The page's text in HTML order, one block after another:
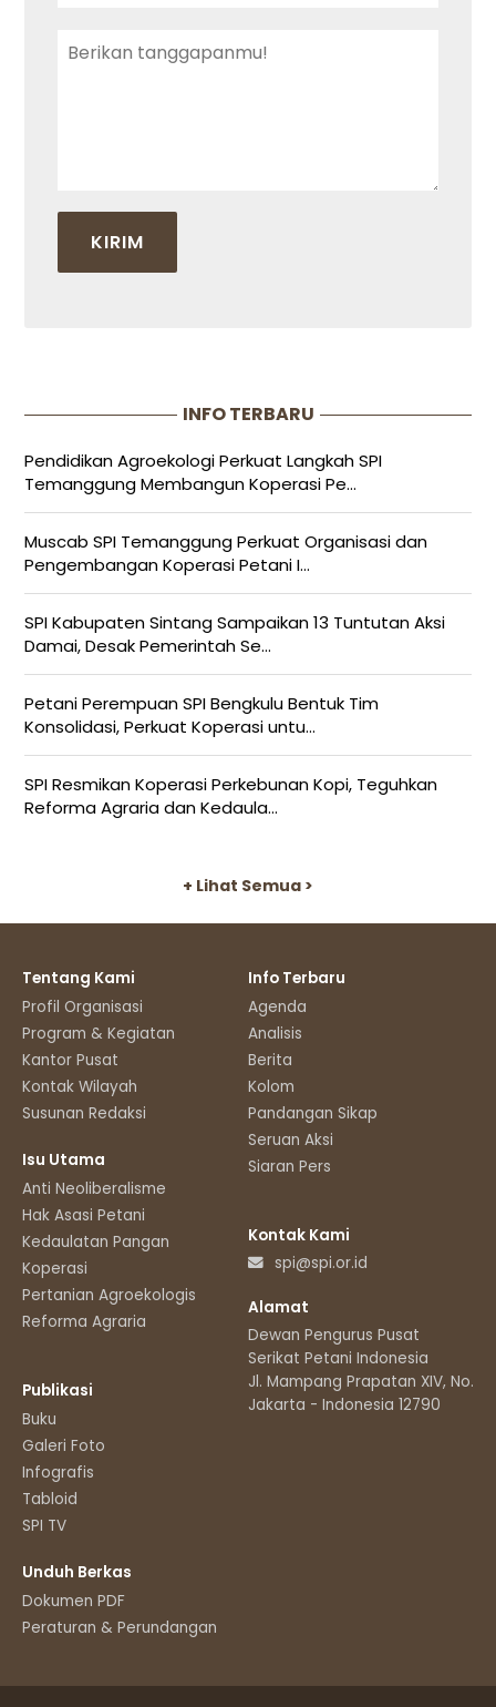
INFO TERBARU
Pendidikan Agroekologi Perkuat Langkah SPI
Temanggung Membangun Koperasi Pe...
Muscab SPI Temanggung Perkuat Organisasi dan
Pengembangan Koperasi Petani I...
SPI Kabupaten Sintang Sampaikan 13 Tuntutan Aksi
Damai, Desak Pemerintah Se...
Petani Perempuan SPI Bengkulu Bentuk Tim
Konsolidasi, Perkuat Koperasi untu...
SPI Resmikan Koperasi Perkebunan Kopi, Teguhkan
Reforma Agraria dan Kedaula...
+ Lihat Semua >
Tentang Kami
Profil Organisasi
Program & Kegiatan
Kantor Pusat
Kontak Wilayah
Susunan Redaksi
Isu Utama
Anti Neoliberalisme
Hak Asasi Petani
Kedaulatan Pangan
Koperasi
Pertanian Agroekologis
Reforma Agraria
Publikasi
Buku
Galeri Foto
Infografis
Tabloid
SPI TV
Unduh Berkas
Dokumen PDF
Peraturan & Perundangan
Info Terbaru
Agenda
Analisis
Berita
Kolom
Pandangan Sikap
Seruan Aksi
Siaran Pers
Kontak Kami
spi@spi.or.id
Alamat
Dewan Pengurus Pusat
Serikat Petani Indonesia
Jl. Mampang Prapatan XIV, No.11
Jakarta - Indonesia 12790